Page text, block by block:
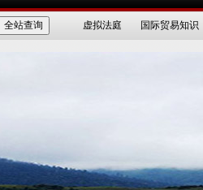
虚拟法庭 国际贸易知识